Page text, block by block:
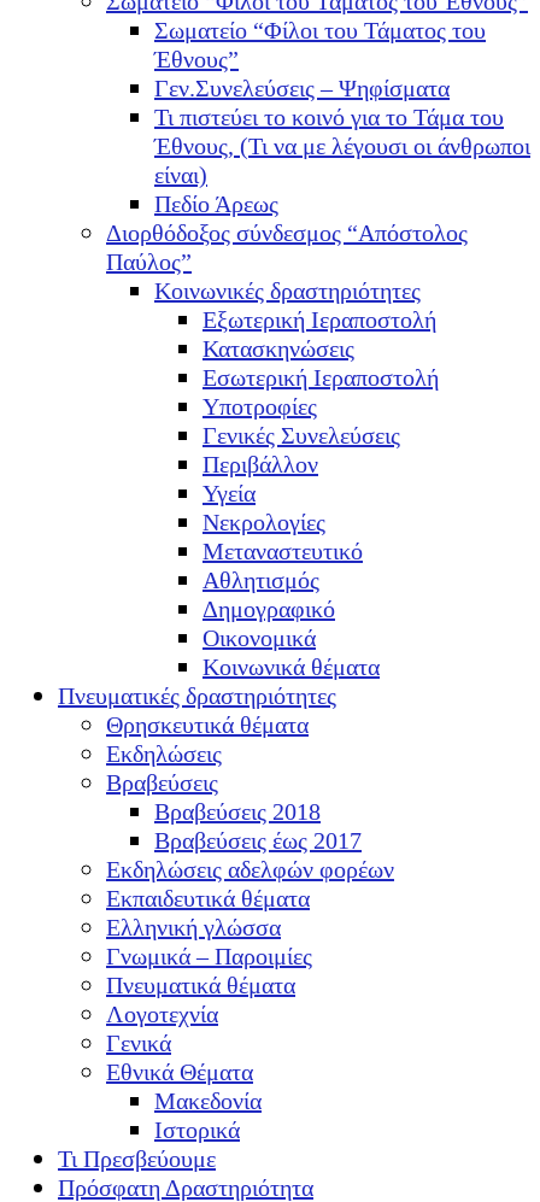
Σωματείο “Φίλοι του Τάματος του
Έθνους”
Γεν.Συνελεύσεις – Ψηφίσματα
Τι πιστεύει το κοινό για το Τάμα του
Έθνους, (Τι να με λέγουσι οι άνθρωποι
είναι)
Πεδίο Άρεως
Διορθόδοξος σύνδεσμος “Απόστολος
Παύλος”
Κοινωνικές δραστηριότητες
Εξωτερική Ιεραποστολή
Κατασκηνώσεις
Εσωτερική Ιεραποστολή
Υποτροφίες
Γενικές Συνελεύσεις
Περιβάλλον
Υγεία
Νεκρολογίες
Μεταναστευτικό
Αθλητισμός
Δημογραφικό
Οικονομικά
Κοινωνικά θέματα
Πνευματικές δραστηριότητες
Θρησκευτικά θέματα
Εκδηλώσεις
Βραβεύσεις
Βραβεύσεις 2018
Βραβεύσεις έως 2017
Εκδηλώσεις αδελφών φορέων
Εκπαιδευτικά θέματα
Ελληνική γλώσσα
Γνωμικά – Παροιμίες
Πνευματικά θέματα
Λογοτεχνία
Γενικά
Εθνικά Θέματα
Μακεδονία
Ιστορικά
Τι Πρεσβεύουμε
Πρόσφατη Δραστηριότητα